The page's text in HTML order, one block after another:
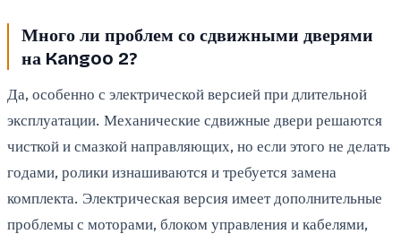
Много ли проблем со сдвижными дверями
на Kangoo 2?
Да, особенно с электрической версией при длительной
эксплуатации. Механические сдвижные двери решаются
чисткой и смазкой направляющих, но если этого не делать
годами, ролики изнашиваются и требуется замена
комплекта. Электрическая версия имеет дополнительные
проблемы с моторами, блоком управления и кабелями,